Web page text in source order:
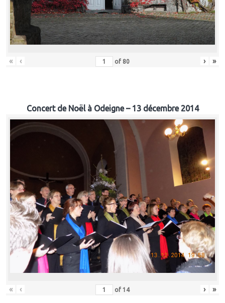
« ‹ of 80 › »
Concert de Noël à Odeigne – 13 décembre 2014
« ‹ of 14 › »